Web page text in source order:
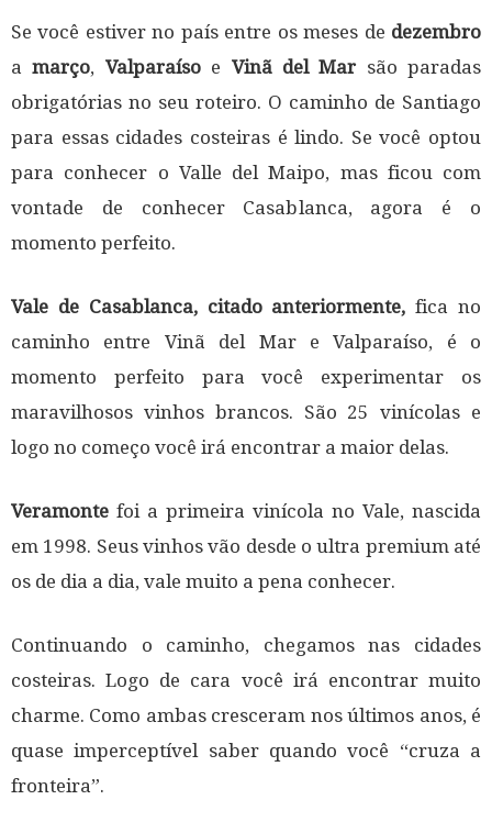
Se você estiver no país entre os meses de dezembro
amarço, Valparaísoe Vinã del Mar são paradas
obrigatórias no seu roteiro. O caminho de Santiago
para essas cidades costeiras é lindo. Se você optou
para conhecer o Valle del Maipo, mas ficou com
vontade de conhecer Casablanca, agora é o
momento perfeito.
Vale de Casablanca, citado anteriormente, fica no
caminho entre Vinã del Mar e Valparaíso, é o
momento perfeito para você experimentar os
maravilhosos vinhos brancos. São 25 vinícolas e
logo no começo você irá encontrar a maior delas.
Veramonte foi a primeira vinícola no Vale, nascida
em 1998. Seus vinhos vão desde o ultra premium até
os de dia a dia, vale muito a pena conhecer.
Continuando o caminho, chegamos nas cidades
costeiras. Logo de cara você irá encontrar muito
charme. Como ambas cresceram nos últimos anos, é
quase imperceptível saber quando você “cruza a
fronteira”.